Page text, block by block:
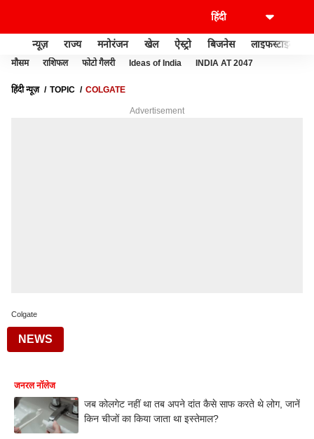
न्यूज़ राज्य मनोरंजन खेल ऐस्ट्रो बिजनेस लाइफस्टाइल
मौसम राशिफल फोटो गैलरी Ideas of India INDIA AT 2047
हिंदी न्यूज़ TOPIC COLGATE
Advertisement
Colgate
NEWS
जनरल नॉलेज
जब‌ कोलगेट नहीं था तब अपने दांत कैसे साफ करते थे लोग, जानें
किन चीजों का किया जाता था इस्तेमाल?